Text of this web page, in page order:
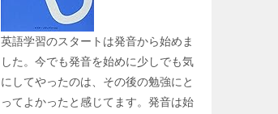
英語学習のスタートは発音から始めま
した。今でも発音を始めに少しでも気
にしてやったのは、その後の勉強にと
ってよかったと感じてます。発音は始